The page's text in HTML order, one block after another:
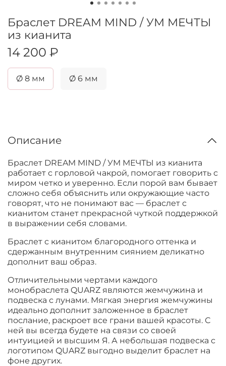
Браслет DREAM MIND / УМ МЕЧТЫ
из кианита
14 200 ₽
Ø 8 мм Ø 6 мм
Описание
Браслет DREAM MIND / УМ МЕЧТЫ из кианита
работает с горловой чакрой, помогает говорить с
миром четко и уверенно. Если порой вам бывает
сложно себя объяснить или окружающие часто
говорят, что не понимают вас — браслет с
кианитом станет прекрасной чуткой поддержкой
в выражении себя словами.
Браслет с кианитом благородного оттенка и
сдержанным внутренним сиянием деликатно
дополнит ваш образ.
Отличительными чертами каждого
монобраслета QUARZ являются жемчужина и
подвеска с лунами. Мягкая энергия жемчужины
идеально дополнит заложенное в браслет
послание, раскроет все грани вашей красоты. С
ней вы всегда будете на связи со своей
интуицией и высшим Я. А небольшая подвеска с
логотипом QUARZ выгодно выделит браслет на
фоне других.